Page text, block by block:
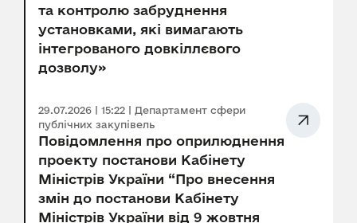
та контролю забруднення
установками, які вимагають
інтегрованого довкіллєвого
дозволу»
29.07.2026 | 15:22 | Департамент сфери
публічних закупівель
Повідомлення про оприлюднення
проекту постанови Кабінету
Міністрів України “Про внесення
змін до постанови Кабінету
Міністрів України від 9 жовтня